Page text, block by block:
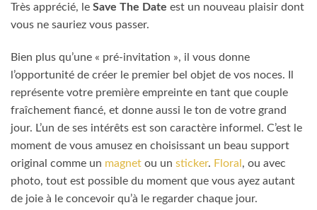
Très apprécié, le Save The Date est un nouveau plaisir dont
vous ne sauriez vous passer.
Bien plus qu’une « pré-invitation », il vous donne
l’opportunité de créer le premier bel objet de vos noces. Il
représente votre première empreinte en tant que couple
fraîchement fiancé, et donne aussi le ton de votre grand
jour. L’un de ses intérêts est son caractère informel. C’est le
moment de vous amusez en choisissant un beau support
original comme un magnet ou un sticker. Floral , ou avec
photo, tout est possible du moment que vous ayez autant
de joie à le concevoir qu’à le regarder chaque jour.